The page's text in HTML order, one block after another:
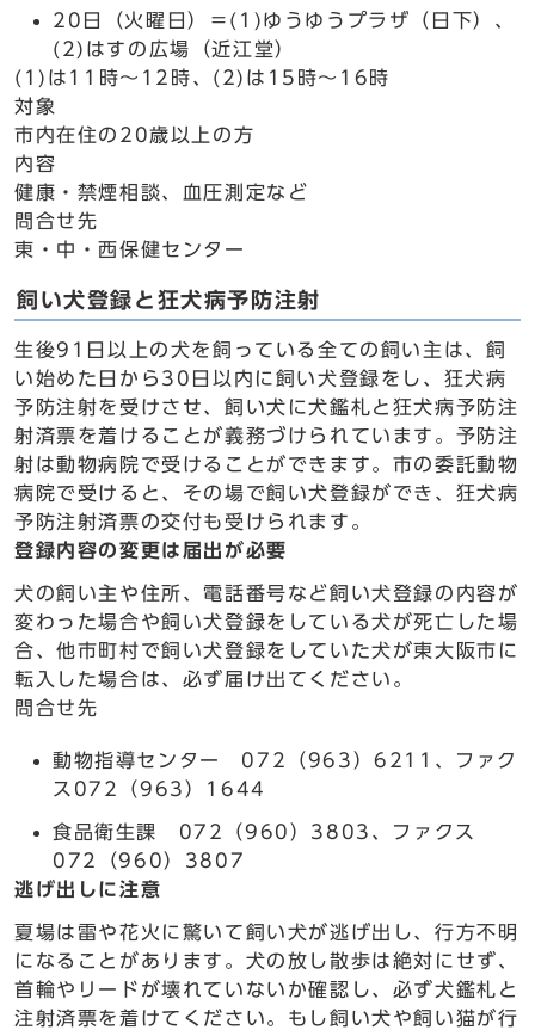
20日（火曜日）＝(1)ゆうゆうプラザ（日下）、
(2)はすの広場（近江堂）
(1)は11時～12時、(2)は15時～16時
対象
市内在住の20歳以上の方
内容
健康・禁煙相談、血圧測定など
問合せ先
東・中・西保健センター
飼い犬登録と狂犬病予防注射
生後91日以上の犬を飼っている全ての飼い主は、飼
い始めた日から30日以内に飼い犬登録をし、狂犬病
予防注射を受けさせ、飼い犬に犬鑑札と狂犬病予防注
射済票を着けることが義務づけられています。予防注
射は動物病院で受けることができます。市の委託動物
病院で受けると、その場で飼い犬登録ができ、狂犬病
予防注射済票の交付も受けられます。
登録内容の変更は届出が必要
犬の飼い主や住所、電話番号など飼い犬登録の内容が
変わった場合や飼い犬登録をしている犬が死亡した場
合、他市町村で飼い犬登録をしていた犬が東大阪市に
転入した場合は、必ず届け出てください。
問合せ先
動物指導センター 072（963）6211、ファク
ス072（963）1644
食品衛生課 072（960）3803、ファクス
072（960）3807
逃げ出しに注意
夏場は雷や花火に驚いて飼い犬が逃げ出し、行方不明
になることがあります。犬の放し散歩は絶対にせず、
首輪やリードが壊れていないか確認し、必ず犬鑑札と
注射済票を着けてください。もし飼い犬や飼い猫が行